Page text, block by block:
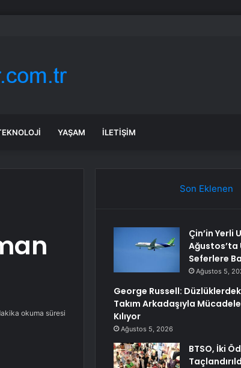
Mücadeleyi İmkansız Kılıyor
YAŞAM İLETIŞIM
okuma süresi
Son Eklenen
Çin’in Yerli
Ağustos’ta
Seferlere
Ağustos 5,
George Russell:
Takım Arkadaşıyla
Kılıyor
Ağustos 5, 2026
BTSO, İki